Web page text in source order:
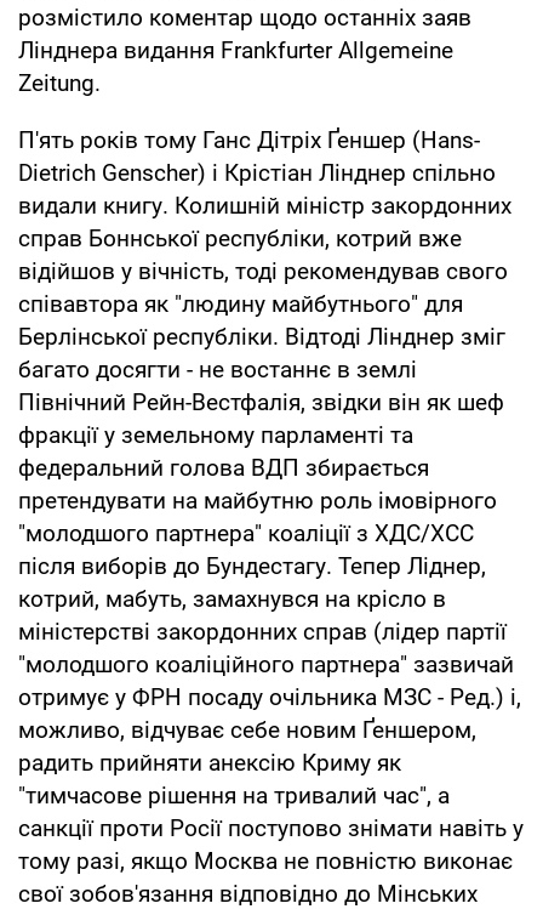
розмістило коментар щодо останніх заяв
Лінднера видання Frankfurter Allgemeine
Zeitung.
П'ять років тому Ганс Дітріх Ґеншер (Hans-
Dietrich Genscher) і Крістіан Лінднер спільно
видали книгу. Колишній міністр закордонних
справ Боннської республіки, котрий вже
відійшов у вічність, тоді рекомендував свого
співавтора як "людину майбутнього" для
Берлінської республіки. Відтоді Лінднер зміг
багато досягти - не востаннє в землі
Північний Рейн-Вестфалія, звідки він як шеф
фракції у земельному парламенті та
федеральний голова ВДП збирається
претендувати на майбутню роль імовірного
"молодшого партнера" коаліції з ХДС/ХСС
після виборів до Бундестагу. Тепер Ліднер,
котрий, мабуть, замахнувся на крісло в
міністерстві закордонних справ (лідер партії
"молодшого коаліційного партнера" зазвичай
отримує у ФРН посаду очільника МЗС - Ред.) і,
можливо, відчуває себе новим Ґеншером,
радить прийняти анексію Криму як
"тимчасове рішення на тривалий час", а
санкції проти Росії поступово знімати навіть у
тому разі, якщо Москва не повністю виконає
свої зобов'язання відповідно до Мінських